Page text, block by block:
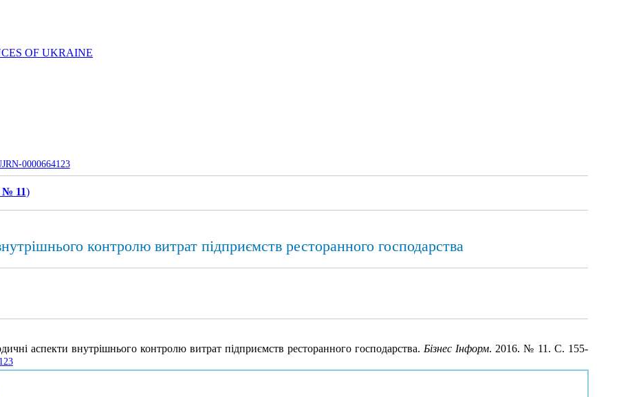
OF UKRAINE
0000664123
№ 11)
контролю витрат підприємств ресторанного господарства
аспекти внутрішнього контролю витрат підприємств ресторанного господарства. Бізнес Інформ. 2016. № 11. С. 155-